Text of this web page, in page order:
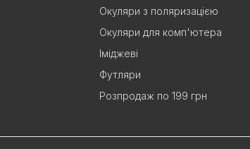
Окуляри з поляризацією
Окуляри для комп'ютера
Іміджеві
Футляри
Розпродаж по 199 грн